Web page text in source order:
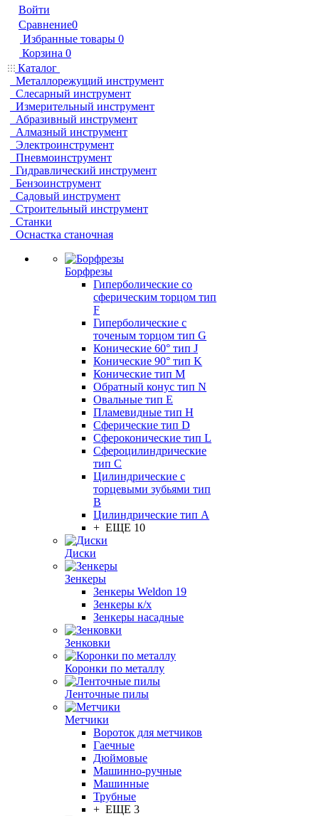
Войти
Сравнение0
Избранные товары 0
Корзина 0
Каталог
Металлорежущий инструмент
Слесарный инструмент
Измерительный инструмент
Абразивный инструмент
Алмазный инструмент
Электроинструмент
Пневмоинструмент
Гидравлический инструмент
Бензоинструмент
Садовый инструмент
Строительный инструмент
Станки
Оснастка станочная
Борфрезы
Гиперболические cо
сферическим торцом тип
F
Гиперболические с
точеным торцом тип G
Конические 60° тип J
Конические 90° тип K
Конические тип M
Обратный конус тип N
Овальные тип E
Пламевидные тип H
Сферические тип D
Сфероконические тип L
Сфероцилиндрические
тип C
Цилиндрические с
торцевыми зубьями тип
B
Цилиндрические тип А
+ ЕЩЕ 10
Диски
Зенкеры
Зенкеры Weldon 19
Зенкеры к/х
Зенкеры насадные
Зенковки
Коронки по металлу
Ленточные пилы
Метчики
Вороток для метчиков
Гаечные
Дюймовые
Машинно-ручные
Машинные
Трубные
+ ЕЩЕ 3